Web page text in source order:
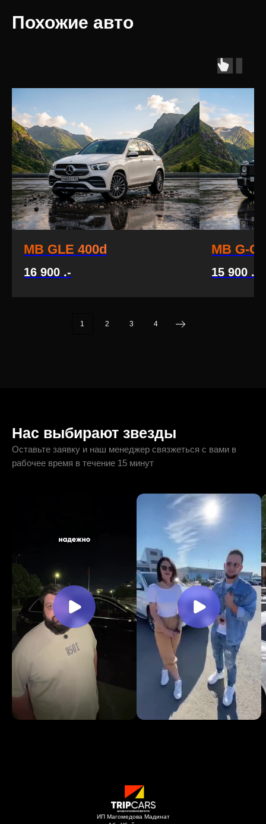
Похожие авто
MB GLE 400d
16 900 .-
MB G-
15 900 .-
1 2 3 4
Нас выбирают звезды
Оставьте заявку и наш менеджер связжеться с вами в
рабочее время в течение 15 минут
ИП Магомедова Мадинат